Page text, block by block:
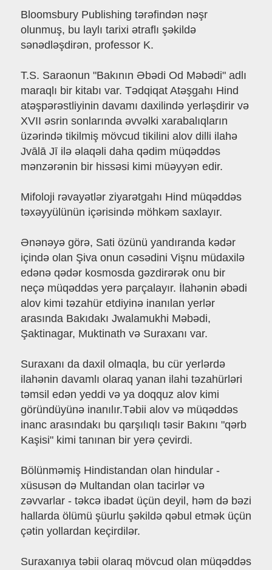
Bloomsbury Publishing tərəfindən nəşr
olunmuş, bu laylı tarixi ətraflı şəkildə
sənədləşdirən, professor K.
T.S. Saraonun "Bakının Əbədi Od Məbədi" adlı
maraqlı bir kitabı var. Tədqiqat Atəşgahı Hind
atəşpərəstliyinin davamı daxilində yerləşdirir və
XVII əsrin sonlarında əvvəlki xarabalıqların
üzərində tikilmiş mövcud tikilini alov dilli ilahə
Jvālā Jī ilə əlaqəli daha qədim müqəddəs
mənzərənin bir hissəsi kimi müəyyən edir.
Mifoloji rəvayətlər ziyarətgahı Hind müqəddəs
təxəyyülünün içərisində möhkəm saxlayır.
Ənənəyə görə, Sati özünü yandıranda kədər
içində olan Şiva onun cəsədini Vişnu müdaxilə
edənə qədər kosmosda gəzdirərək onu bir
neçə müqəddəs yerə parçalayır. İlahənin əbədi
alov kimi təzahür etdiyinə inanılan yerlər
arasında Bakıdakı Jwalamukhi Məbədi,
Şaktinagar, Muktinath və Suraxanı var.
Suraxanı da daxil olmaqla, bu cür yerlərdə
ilahənin davamlı olaraq yanan ilahi təzahürləri
təmsil edən yeddi və ya doqquz alov kimi
göründüyünə inanılır.Təbii alov və müqəddəs
inanc arasındakı bu qarşılıqlı təsir Bakını "qərb
Kaşisi" kimi tanınan bir yerə çevirdi.
Bölünməmiş Hindistandan olan hindular -
xüsusən də Multandan olan tacirlər və
zəvvarlar - təkcə ibadət üçün deyil, həm də bəzi
hallarda ölümü şüurlu şəkildə qəbul etmək üçün
çətin yollardan keçirdilər.
Suraxanıya təbii olaraq mövcud olan müqəddəs